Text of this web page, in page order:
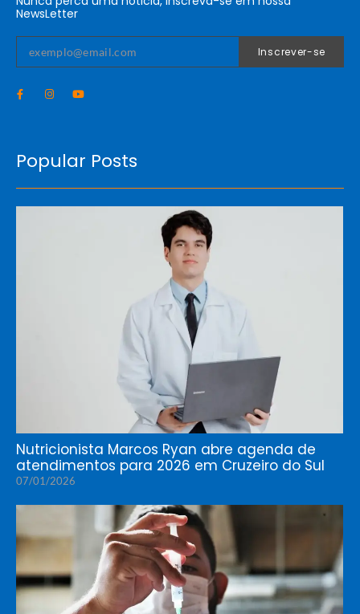
NewsLetter
Inscrever-se
Popular Posts
Nutricionista Marcos Ryan abre agenda de
atendimentos para 2026 em Cruzeiro do Sul
07/01/2026